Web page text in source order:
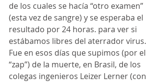
de los cuales se hacía “otro examen”
(esta vez de sangre) y se esperaba el
resultado por 24 horas. para ver si
estábamos libres del aterrador virus.
Fue en esos días que supimos (por el
“zap”) de la muerte, en Brasil, de los
colegas ingenieros Leizer Lerner (con